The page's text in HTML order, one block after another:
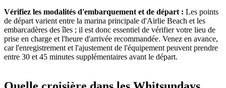
Vérifiez les modalités d'embarquement et de départ : Les points
de départ varient entre la marina principale d'Airlie Beach et les
embarcadères des îles ; il est donc essentiel de vérifier votre lieu de
prise en charge et l'heure d'arrivée recommandée. Venez en avance,
car l'enregistrement et l'ajustement de l'équipement peuvent prendre
entre 30 et 45 minutes supplémentaires avant le départ.